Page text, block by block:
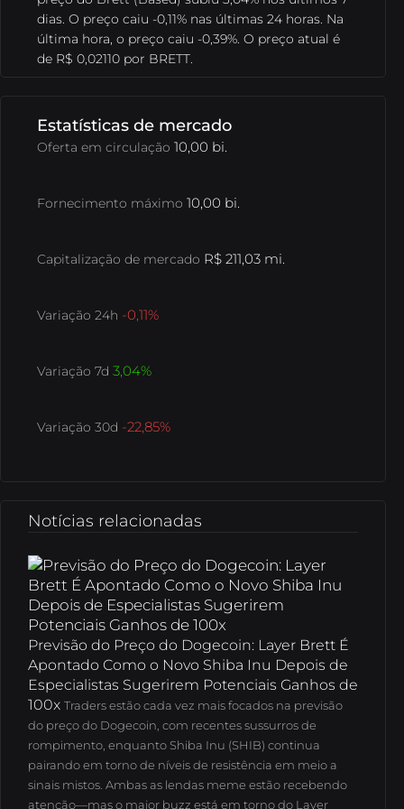
B8 Pack
Diversifique seus investimentos com
cestas que compõem ativos em alta.
agilidade e atendimento personalizado.
maiores empresas do mundo!
dias. O preço caiu -0,11% nas últimas 24 horas. Na
última hora, o preço caiu -0,39%. O preço atual é
de R$ 0,02110 por BRETT.
Estatísticas de mercado
Oferta em circulação 10,00 bi.
Fornecimento máximo 10,00 bi.
Capitalização de mercado R$ 211,03 mi.
Variação 24h -0,11%
Variação 7d 3,04%
Variação 30d -22,85%
Notícias relacionadas
Previsão do Preço do Dogecoin: Layer Brett É
Apontado Como o Novo Shiba Inu Depois de
Especialistas Sugerirem Potenciais Ganhos de
100x Traders estão cada vez mais focados na previsão
do preço do Dogecoin, com recentes sussurros de
rompimento, enquanto Shiba Inu (SHIB) continua
pairando em torno de níveis de resistência em meio a
sinais mistos. Ambas as lendas meme estão recebendo
atenção—mas o maior buzz está em torno do Layer